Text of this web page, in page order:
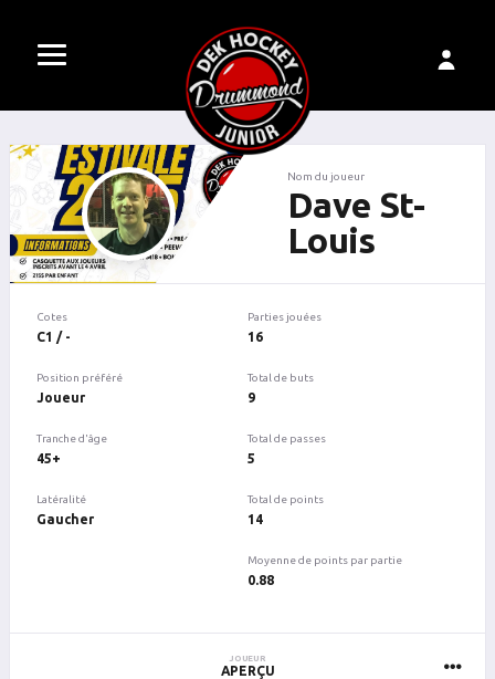
Nom du joueur
Dave St-
Louis
Cotes
C1 / -
Position préféré
Joueur
Tranche d'âge
45+
Latéralité
Gaucher
Parties jouées
16
Total de buts
9
Total de passes
5
Total de points
14
Moyenne de points par partie
0.88
JOUEUR
APERÇU